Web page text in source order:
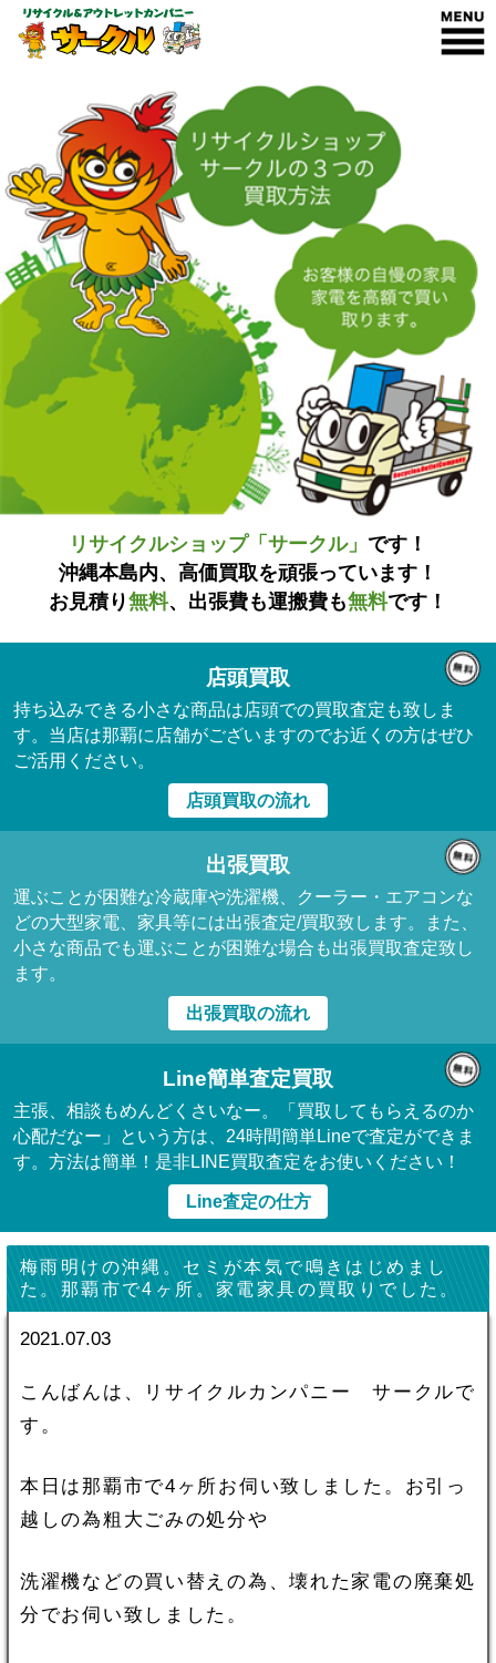
リサイクルショップ「サークル」 です！
沖縄本島内、高価買取を頑張っています！
お見積り無料、出張費も運搬費も無料です！
店頭買取
持ち込みできる小さな商品は店頭での買取査定も致しま
す。当店は那覇に店舗がございますのでお近くの方はぜひ
ご活用ください。
店頭買取の流れ
出張買取
運ぶことが困難な冷蔵庫や洗濯機、クーラー・エアコンな
どの大型家電、家具等には出張査定/買取致します。また、
小さな商品でも運ぶことが困難な場合も出張買取査定致し
ます。
出張買取の流れ
Line簡単査定買取
主張、相談もめんどくさいなー。「買取してもらえるのか
心配だなー」という方は、24時間簡単Lineで査定ができま
す。方法は簡単！是非LINE買取査定をお使いください！
Line査定の仕方
梅雨明けの沖縄。セミが本気で鳴きはじめまし
た。那覇市で4ヶ所。家電家具の買取りでした。
2021.07.03
こんばんは、リサイクルカンパニー サークルで
す。
本日は那覇市で4ヶ所お伺い致しました。お引っ
越しの為粗大ごみの処分や
洗濯機などの買い替えの為、壊れた家電の廃棄処
分でお伺い致しました。